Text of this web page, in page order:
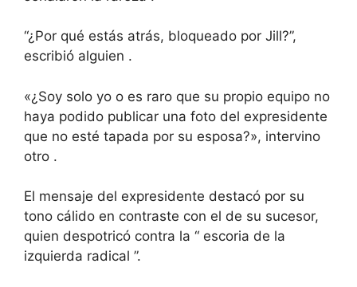
“¿Por qué estás atrás, bloqueado por Jill?”,
escribió alguien .
«¿Soy solo yo o es raro que su propio equipo no
haya podido publicar una foto del expresidente
que no esté tapada por su esposa?», intervino
otro .
El mensaje del expresidente destacó por su
tono cálido en contraste con el de su sucesor,
quien despotricó contra la “ escoria de la
izquierda radical ”.